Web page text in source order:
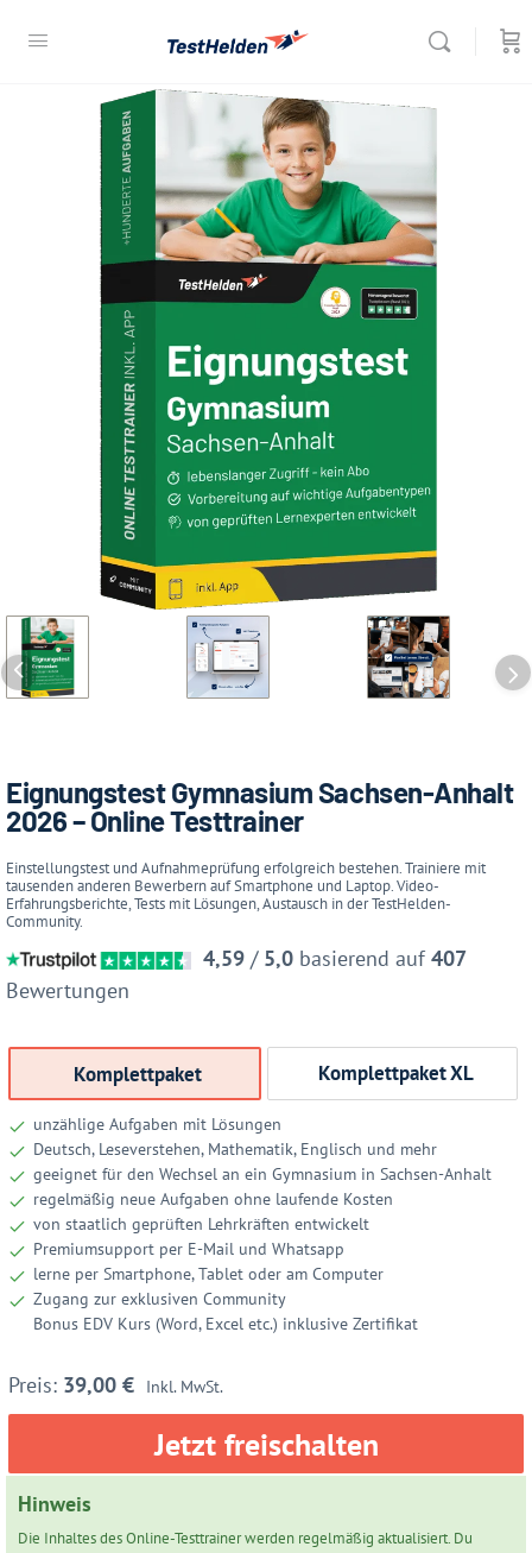
Eignungstest Gymnasium Sachsen-Anhalt
2026 – Online Testtrainer
Einstellungstest und Aufnahmeprüfung erfolgreich bestehen. Trainiere mit
tausenden anderen Bewerbern auf Smartphone und Laptop. Video-
Erfahrungsberichte, Tests mit Lösungen, Austausch in der TestHelden-
Community.
4,59 / 5,0 basierend auf 407
Bewertungen
Komplettpaket Komplettpaket XL
unzählige Aufgaben mit Lösungen
Deutsch, Leseverstehen, Mathematik, Englisch und mehr
geeignet für den Wechsel an ein Gymnasium in Sachsen-Anhalt
regelmäßig neue Aufgaben ohne laufende Kosten
von staatlich geprüften Lehrkräften entwickelt
Premiumsupport per E-Mail und Whatsapp
lerne per Smartphone, Tablet oder am Computer
Zugang zur exklusiven Community
Bonus EDV Kurs (Word, Excel etc.) inklusive Zertifikat
39,00 € Inkl. MwSt.
Jetzt freischalten
Hinweis
Die Inhaltes des Online-Testtrainer werden regelmäßig aktualisiert. Du